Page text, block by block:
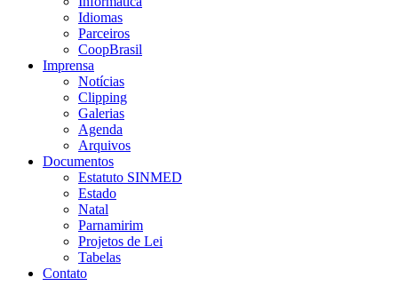
Idiomas
Parceiros
CoopBrasil
Imprensa
Notícias
Clipping
Galerias
Agenda
Arquivos
Documentos
Estatuto SINMED
Estado
Natal
Parnamirim
Projetos de Lei
Tabelas
Contato